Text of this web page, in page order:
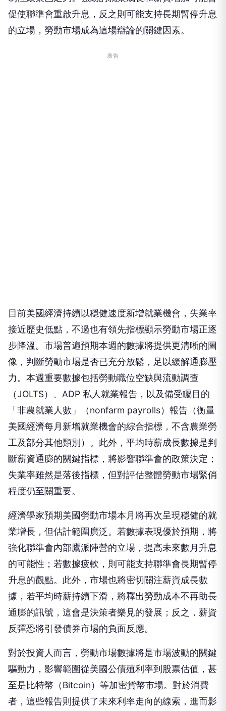
促使聯準會重啟升息，反之則可能支持長期暫停升息
的立場，勞動市場成為這場辯論的關鍵因素。
廣告
目前美國經濟持續以穩健速度新增就業機會，失業率
接近歷史低點，不過也有領先指標顯示勞動市場正逐
步降溫。市場普遍預期本週的數據將提供更清晰的圖
像，判斷勞動市場是否已充分放鬆，足以緩解通膨壓
力。本週重要數據包括勞動職位空缺與流動調查
（JOLTS）、ADP 私人就業報告，以及備受矚目的
「非農就業人數」（nonfarm payrolls）報告（衡量
美國經濟每月新增就業機會的綜合指標，不含農業勞
工及部分其他類別）。此外，平均時薪成長數據是判
斷薪資通膨的關鍵指標，將影響聯準會的政策決定；
失業率雖然是落後指標，但對評估整體勞動市場緊俏
程度仍至關重要。
經濟學家預期美國勞動市場本月將再次呈現穩健的就
業增長，但估計範圍廣泛。若數據表現優於預期，將
強化聯準會內部鷹派陣營的立場，提高未來數月升息
的可能性；若數據疲軟，則可能支持聯準會長期暫停
升息的觀點。此外，市場也將密切關注薪資成長數
據，若平均時薪持續下滑，將釋出勞動成本不再助長
通膨的訊號，這會是決策者樂見的發展；反之，薪資
反彈恐將引發債券市場的負面反應。
對於投資人而言，勞動市場數據將是市場波動的關鍵
驅動力，影響範圍從美國公債殖利率到股票估值，甚
至是比特幣（Bitcoin）等加密貨幣市場。對於消費
者，這些報告則提供了未來利率走向的線索，進而影